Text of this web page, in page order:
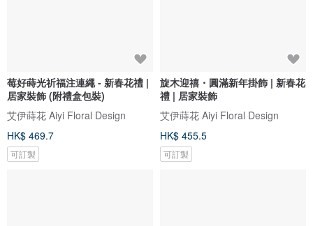
莓好蒔光祈福注連繩 - 新春花禮 |
居家裝飾 (附禮盒包裝)
艾伊蒔花 Aiyi Floral Design
HK$ 469.7
可訂製
旋木迎禧・圓滿新年掛飾 | 新春花
禮 | 居家裝飾
艾伊蒔花 Aiyi Floral Design
HK$ 455.5
可訂製